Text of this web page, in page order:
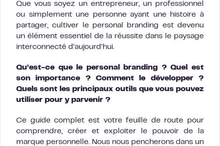
Que vous soyez un entrepreneur, un professionnel
ou simplement une personne ayant une histoire à
partager, cultiver le personal branding est devenu
un élément essentiel de la réussite dans le paysage
interconnecté d’aujourd’hui.
Qu’est-ce que le personal branding ? Quel est
son importance ? Comment le développer ?
Quels sont les principaux outils que vous pouvez
utiliser pour y parvenir ?
Ce guide complet est votre feuille de route pour
comprendre, créer et exploiter le pouvoir de la
marque personnelle. Nous nous pencherons dans un